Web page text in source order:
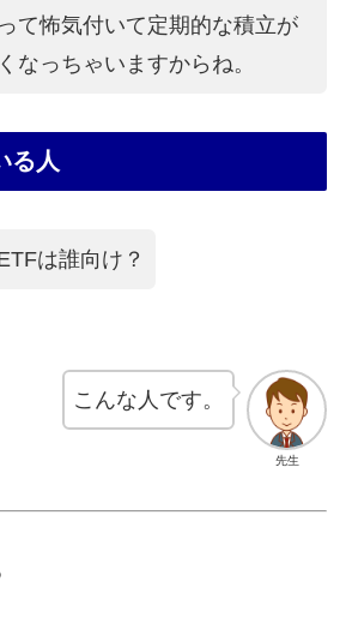
て怖気付いて定期的な積立が
なっちゃいますからね。
る人
は誰向け？
先生
こんな人です。